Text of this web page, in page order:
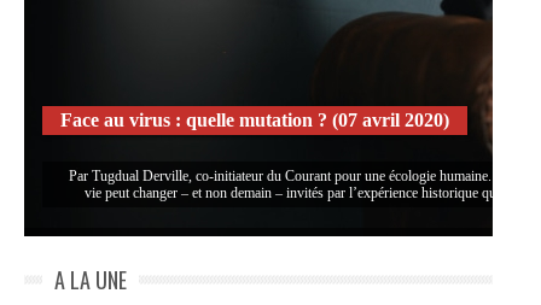
Face au virus : quelle mutation ? (07 avril 2020)
Par Tugdual Derville, co-initiateur du Courant pour une écologie humaine. C’est
vie peut changer – et non demain – invités par l’expérience historique que
A LA UNE